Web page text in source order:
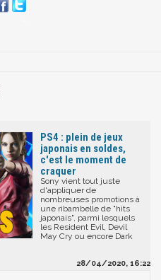
PS4 : plein de jeux
japonais en soldes,
c'est le moment de
craquer
Sony vient tout juste
d'appliquer de
nombreuses promotions à
une ribambelle de "hits
japonais", parmi lesquels
les Resident Evil, Devil
May Cry ou encore Dark
28/04/2020, 16:22